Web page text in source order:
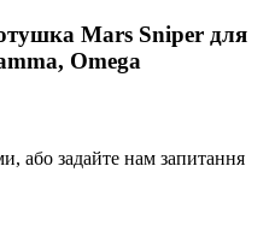
Mars Sniper для
Omega
або задайте нам запитання